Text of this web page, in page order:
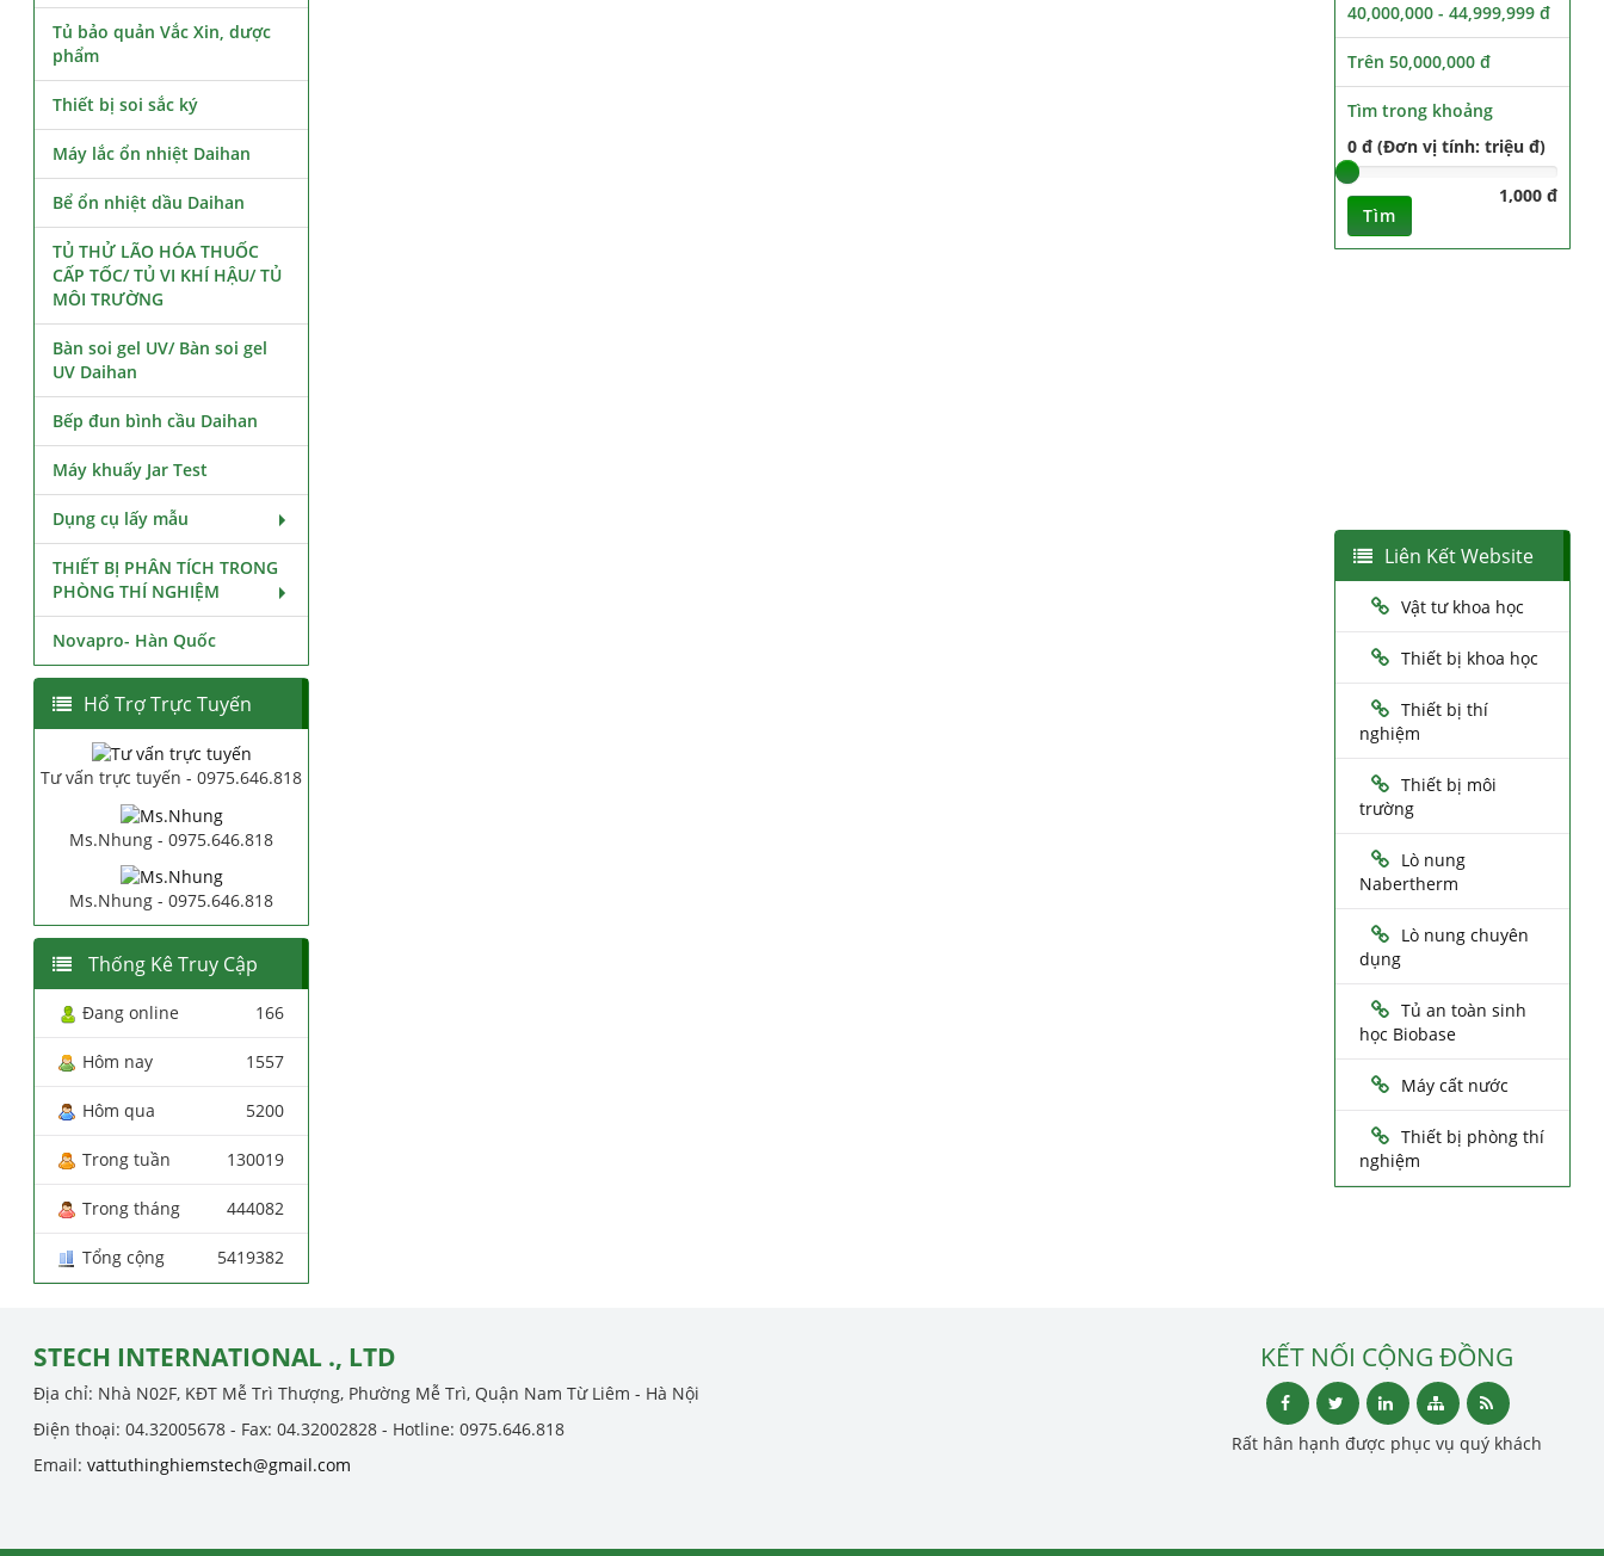
Tủ bảo quản Vắc Xin, dược
phẩm
Thiết bị soi sắc ký
Máy lắc ổn nhiệt Daihan
Bể ổn nhiệt dầu Daihan
TỦ THỬ LÃO HÓA THUỐC
CẤP TỐC/ TỦ VI KHÍ HẬU/ TỦ
MÔI TRƯỜNG
Bàn soi gel UV/ Bàn soi gel
UV Daihan
Bếp đun bình cầu Daihan
Máy khuấy Jar Test
Dụng cụ lấy mẫu
THIẾT BỊ PHÂN TÍCH TRONG
PHÒNG THÍ NGHIỆM
Novapro- Hàn Quốc
Hổ Trợ Trực Tuyến
Tư vấn trực tuyến - 0975.646.818
Ms.Nhung - 0975.646.818
Ms.Nhung - 0975.646.818
Thống Kê Truy Cập
Đang online 166
Hôm nay 1557
Hôm qua 5200
Trong tuần 130019
Trong tháng 444082
Tổng cộng 5419382
40,000,000 - 44,999,999 đ
Trên 50,000,000 đ
Tìm trong khoảng
0 đ (Đơn vị tính: triệu đ)
1,000 đ
Tìm
Liên Kết Website
Vật tư khoa học
Thiết bị khoa học
Thiết bị thí
nghiệm
Thiết bị môi
trường
Lò nung
Nabertherm
Lò nung chuyên
dụng
Tủ an toàn sinh
học Biobase
Máy cất nước
Thiết bị phòng thí
nghiệm
STECH INTERNATIONAL ., LTD
Địa chỉ: Nhà N02F, KĐT Mễ Trì Thượng, Phường Mễ Trì, Quận Nam Từ Liêm - Hà Nội
Điện thoại: 04.32005678 - Fax: 04.32002828 - Hotline: 0975.646.818
Email:vattuthinghiemstech@gmail.com
KẾT NỐI CỘNG ĐỒNG
Rất hân hạnh được phục vụ quý khách